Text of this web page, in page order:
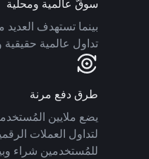
سوقٌ عالمية ومحلية
تداول عالمية حقيقية وتدعم
طرق دفع مرنة
للمُستخدمين شراء